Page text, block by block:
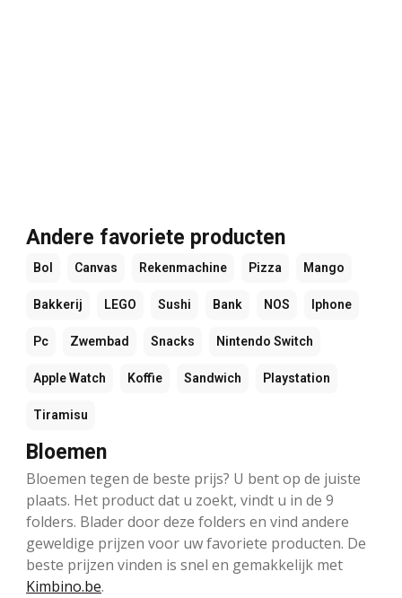
Andere favoriete producten
Bol Canvas Rekenmachine Pizza Mango
Bakkerij LEGO Sushi Bank NOS Iphone
Pc Zwembad Snacks Nintendo Switch
Apple Watch Koffie Sandwich Playstation
Tiramisu
Bloemen
Bloemen tegen de beste prijs? U bent op de juiste
plaats. Het product dat u zoekt, vindt u in de 9
folders. Blader door deze folders en vind andere
geweldige prijzen voor uw favoriete producten. De
beste prijzen vinden is snel en gemakkelijk met
Kimbino.be.